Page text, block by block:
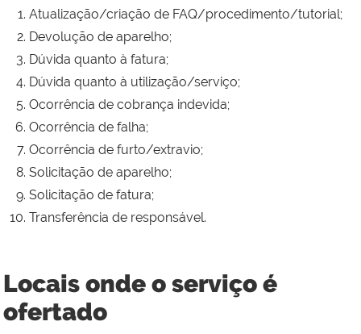
Atualização/criação de FAQ/procedimento/tutorial;
Devolução de aparelho;
Dúvida quanto à fatura;
Dúvida quanto à utilização/serviço;
Ocorrência de cobrança indevida;
Ocorrência de falha;
Ocorrência de furto/extravio;
Solicitação de aparelho;
Solicitação de fatura;
Transferência de responsável.
Locais onde o serviço é
ofertado